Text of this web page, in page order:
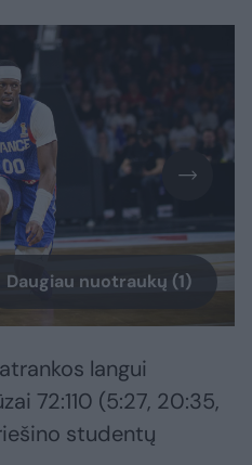
Daugiau nuotraukų (1)
langui
72:110 (5:27, 20:35,
studentų